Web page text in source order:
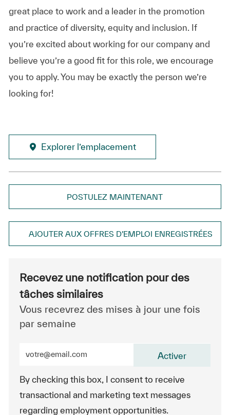
great place to work and a leader in the promotion
and practice of diversity, equity and inclusion. If
you’re excited about working for our company and
believe you’re a good fit for this role, we encourage
you to apply. You may be exactly the person we’re
looking for!
Explorer l’emplacement
POSTULEZ MAINTENANT
AJOUTER AUX OFFRES D’EMPLOI ENREGISTRÉES
Recevez une notification pour des
tâches similaires
Vous recevrez des mises à jour une fois
par semaine
By checking this box, I consent to receive
transactional and marketing text messages
regarding employment opportunities.
Activer